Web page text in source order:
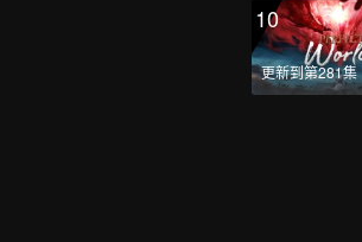
10
更新到第281集